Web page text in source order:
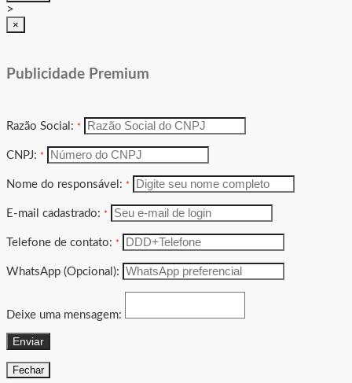
>
×
Publicidade Premium
Razão Social: *
CNPJ: *
Nome do responsável: *
E-mail cadastrado: *
Telefone de contato: *
WhatsApp (Opcional):
Deixe uma mensagem:
Enviar
Fechar